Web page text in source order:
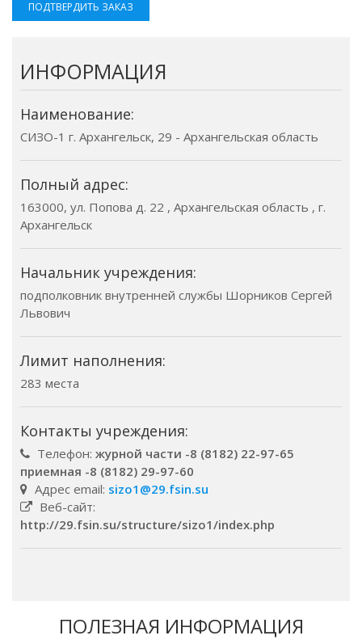
ПОДТВЕРДИТЬ ЗАКАЗ
ИНФОРМАЦИЯ
Наименование:
СИЗО-1 г. Архангельск, 29 - Архангельская область
Полный адрес:
163000, ул. Попова д. 22 , Архангельская область , г.
Архангельск
Начальник учреждения:
подполковник внутренней службы Шорников Сергей
Львович
Лимит наполнения:
283 места
Контакты учреждения:
Телефон: журной части -8 (8182) 22-97-65
приемная -8 (8182) 29-97-60
Адрес email: sizo1@29.fsin.su
Веб-сайт:
http://29.fsin.su/structure/sizo1/index.php
ПОЛЕЗНАЯ ИНФОРМАЦИЯ